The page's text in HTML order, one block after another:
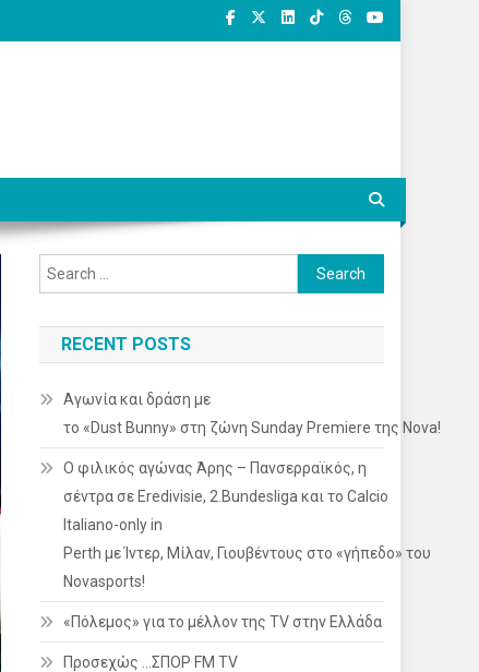
Search
for:
RECENT POSTS
Αγωνία και δράση με
το «Dust Bunny» στη ζώνη Sunday Premiere της Nova!
Ο φιλικός αγώνας Άρης – Πανσερραϊκός, η
σέντρα σε Eredivisie, 2.Bundesliga και το Calcio
Italiano-only in
Perth με Ίντερ, Μίλαν, Γιουβέντους στο «γήπεδο» του
Novasports!
«Πόλεμος» για το μέλλον της TV στην Ελλάδα
Προσεχώς …ΣΠΟΡ FM TV